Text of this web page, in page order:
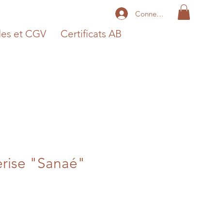
Connexion
et CGV Certificats AB
"Sanaé"